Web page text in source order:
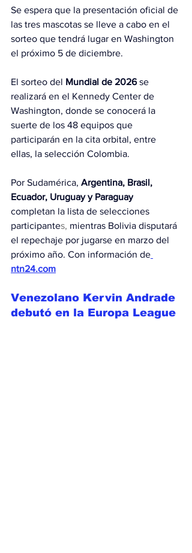
Se espera que la presentación oficial de
las tres mascotas se lleve a cabo en el
sorteo que tendrá lugar en Washington
el próximo 5 de diciembre.
El sorteo del Mundial de 2026 se
realizará en el Kennedy Center de
Washington, donde se conocerá la
suerte de los 48 equipos que
participarán en la cita orbital, entre
ellas, la selección Colombia.
Por Sudamérica, Argentina, Brasil,
Ecuador, Uruguay y Paraguay
completan la lista de selecciones
participantes, mientras Bolivia disputará
el repechaje por jugarse en marzo del
próximo año. Con información de
ntn24.com
Venezolano Kervin Andrade
debutó en la Europa League